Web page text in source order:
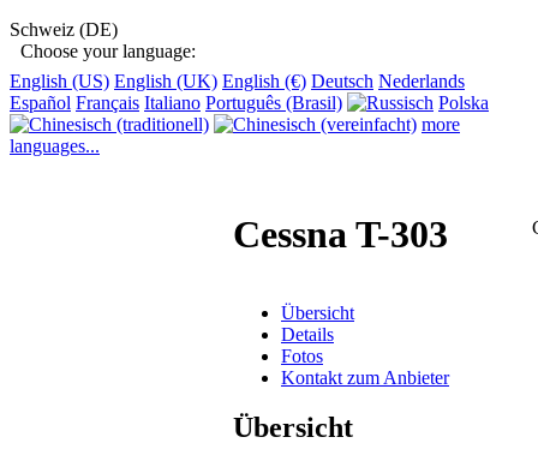
Schweiz (DE)
Choose your language:
English (US) English (UK) English (€) Deutsch Nederlands
Español Français Italiano Português (Brasil)
Polska
more
languages...
Cessna T-303
Übersicht
Details
Fotos
Kontakt zum Anbieter
Übersicht